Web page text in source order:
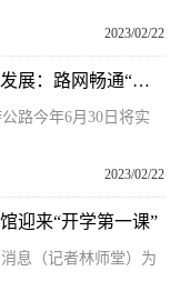
2023/02/22
焦点速看：海南全力推进旅游业高质量发展：路网畅通“森”呼吸 多元业态旅游兴
路今年6月30日将实
2023/02/22
迎来“开学第一课”
息（记者林师堂）为